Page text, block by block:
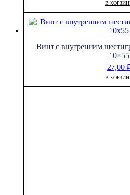
В
Винт с внутренним
10×55
27,00
В